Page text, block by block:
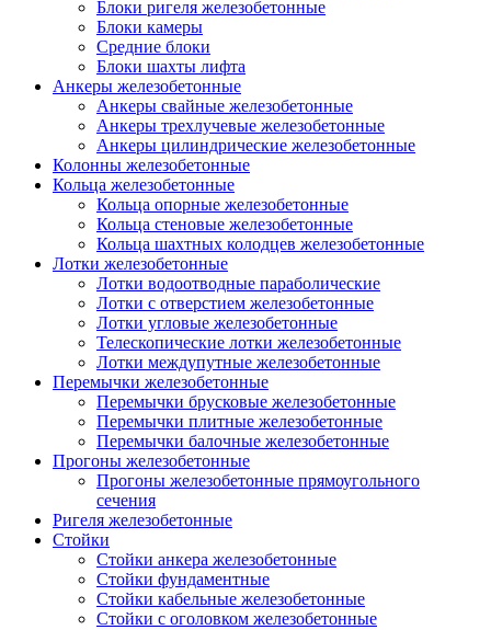
Блоки ригеля железобетонные
Блоки камеры
Средние блоки
Блоки шахты лифта
Анкеры железобетонные
Анкеры свайные железобетонные
Анкеры трехлучевые железобетонные
Анкеры цилиндрические железобетонные
Колонны железобетонные
Кольца железобетонные
Кольца опорные железобетонные
Кольца стеновые железобетонные
Кольца шахтных колодцев железобетонные
Лотки железобетонные
Лотки водоотводные параболические
Лотки с отверстием железобетонные
Лотки угловые железобетонные
Телескопические лотки железобетонные
Лотки междупутные железобетонные
Перемычки железобетонные
Перемычки брусковые железобетонные
Перемычки плитные железобетонные
Перемычки балочные железобетонные
Прогоны железобетонные
Прогоны железобетонные прямоугольного
сечения
Ригеля железобетонные
Стойки
Стойки анкера железобетонные
Стойки фундаментные
Стойки кабельные железобетонные
Стойки с оголовком железобетонные